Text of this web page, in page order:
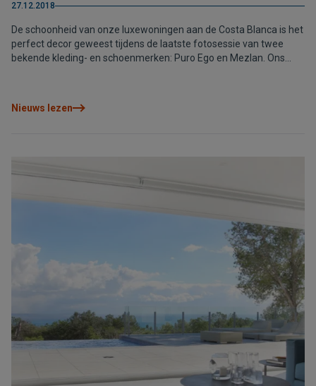
27.12.2018
De schoonheid van onze luxewoningen aan de Costa Blanca is het
perfect decor geweest tijdens de laatste fotosessie van twee
bekende kleding- en schoenmerken: Puro Ego en Mezlan. Ons
Nieuws lezen